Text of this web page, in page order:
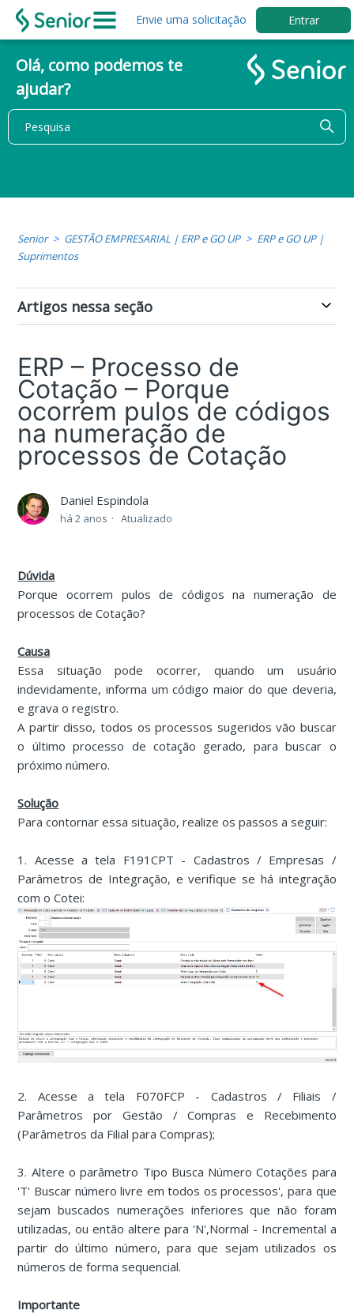
Envie uma solicitação Entrar
Olá, como podemos te
ajudar?
Senior GESTÃO EMPRESARIAL | ERP e GO UP
ERP e GO UP |
Suprimentos
Artigos nessa seção
ERP – Processo de
Cotação – Porque
ocorrem pulos de códigos
na numeração de
processos de Cotação
Daniel Espindola
há 2 anos Atualizado
Dúvida
Porque ocorrem pulos de códigos na numeração de
processos de Cotação?
Causa
Essa situação pode ocorrer, quando um usuário
indevidamente, informa um código maior do que deveria,
e grava o registro.
A partir disso, todos os processos sugeridos vão buscar
o último processo de cotação gerado, para buscar o
próximo número.
Solução
Para contornar essa situação, realize os passos a seguir:
1. Acesse a tela F191CPT - Cadastros / Empresas /
Parâmetros de Integração, e verifique se há integração
com o Cotei:
2. Acesse a tela F070FCP - Cadastros / Filiais /
Parâmetros por Gestão / Compras e Recebimento
(Parâmetros da Filial para Compras);
3. Altere o parâmetro Tipo Busca Número Cotações para
'T' Buscar número livre em todos os processos', para que
sejam buscados numerações inferiores que não foram
utilizadas, ou então altere para 'N',Normal - Incremental a
partir do último número, para que sejam utilizados os
números de forma sequencial.
Importante